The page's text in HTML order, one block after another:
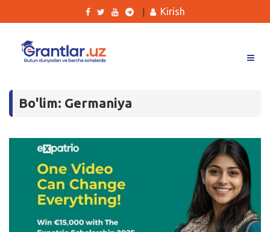
Tanlovlar
Kurslar
Kirish
Bo'lim: Germaniya